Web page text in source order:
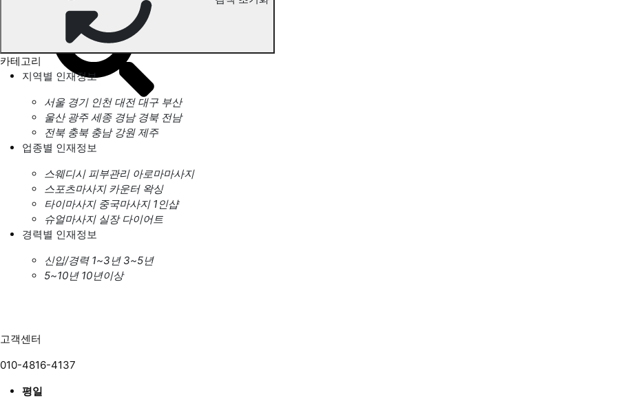
카테고리
지역별 인재정보
서울 경기 인천 대전 대구 부산
울산 광주 세종 경남 경북 전남
전북 충북 충남 강원 제주
업종별 인재정보
스웨디시 피부관리 아로마마사지
스포츠마사지 카운터 왁싱
타이마사지 중국마사지 1인샵
슈얼마사지 실장 다이어트
경력별 인재정보
신입/경력 1~3년 3~5년
5~10년 10년이상
고객센터
010-4816-4137
평일